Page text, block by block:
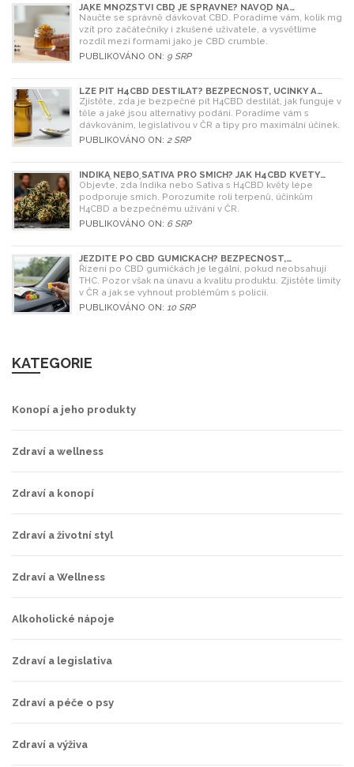
JAKÉ MNOŽSTVÍ CBD JE SPRÁVNÉ? NÁVOD NA
DÁVKOVÁNÍ PRO ZAČÁTEČNÍKY I POKROČILÉ
Naučte se správně dávkovat CBD. Poradíme vám, kolik mg
vzít pro začátečníky i zkušené uživatele, a vysvětlíme
rozdíl mezi formami jako je CBD crumble.
PUBLIKOVÁNO ON: 9 SRP
LZE PÍT H4CBD DESTILÁT? BEZPEČNOST, ÚČINKY A
LEGISLATIVA V ROCE 2026
Zjistěte, zda je bezpečné pít H4CBD destilát, jak funguje v
těle a jaké jsou alternativy podání. Poradíme vám s
dávkováním, legislativou v ČR a tipy pro maximální účinek.
PUBLIKOVÁNO ON: 2 SRP
INDIKA NEBO SATIVA PRO SMÍCH? JAK H4CBD KVĚTY
OVLIVŇUJÍ NÁLADU
Objevte, zda Indika nebo Sativa s H4CBD květy lépe
podporuje smích. Porozumíte roli terpenů, účinkům
H4CBD a bezpečnému užívání v ČR.
PUBLIKOVÁNO ON: 6 SRP
JEZDÍTE PO CBD GUMIČKÁCH? BEZPEČNOST,
LEGISLATIVA A RIZIKA ZA VOLANTEM
Řízení po CBD gumičkách je legální, pokud neobsahují
THC. Pozor však na únavu a kvalitu produktu. Zjistěte limity
v ČR a jak se vyhnout problémům s policií.
PUBLIKOVÁNO ON: 10 SRP
KATEGORIE
Konopí a jeho produkty
Zdraví a wellness
Zdraví a konopí
Zdraví a životní styl
Zdraví a Wellness
Alkoholické nápoje
Zdraví a legislativa
Zdraví a péče o psy
Zdraví a výživa